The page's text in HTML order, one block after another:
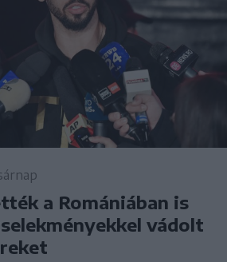
a Romániában is
vádolt